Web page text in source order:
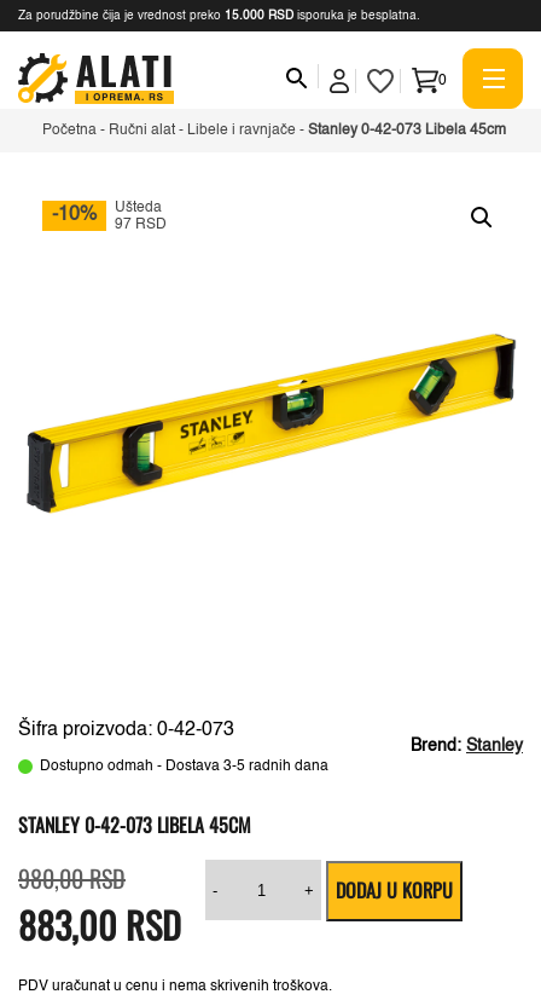
Za porudžbine čija je vrednost preko 15.000 RSD isporuka je besplatna.
0
Početna - Ručni alat - Libele i ravnjače - Stanley 0-42-073 Libela 45cm
-10%
Ušteda
97 RSD
Brend: Stanley
Šifra proizvoda: 0-42-073
Dostupno odmah - Dostava 3-5 radnih dana
STANLEY 0-42-073 LIBELA 45CM
980,00RSDcena
je
bila:
980,00 RSD.
883,00 RSD
cena
je:
883,00 RSD.
PDV uračunat u cenu i nema skrivenih troškova.
-
073
količina
+ DODAJ U KORPU